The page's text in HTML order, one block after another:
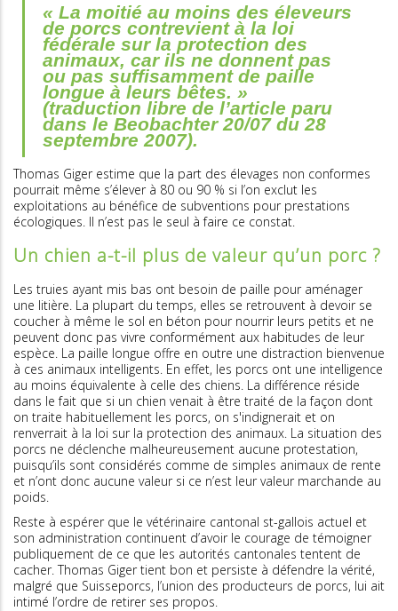
« La moitié au moins des éleveurs
de porcs contrevient à la loi
fédérale sur la protection des
animaux, car ils ne donnent pas
ou pas suffisamment de paille
longue à leurs bêtes. »
(traduction libre de l’article paru
dans le Beobachter 20/07 du 28
septembre 2007).
Thomas Giger estime que la part des élevages non conformes
pourrait même s’élever à 80 ou 90 % si l’on exclut les
exploitations au bénéfice de subventions pour prestations
écologiques. Il n’est pas le seul à faire ce constat.
Un chien a-t-il plus de valeur qu’un porc ?
Les truies ayant mis bas ont besoin de paille pour aménager
une litière. La plupart du temps, elles se retrouvent à devoir se
coucher à même le sol en béton pour nourrir leurs petits et ne
peuvent donc pas vivre conformément aux habitudes de leur
espèce. La paille longue offre en outre une distraction bienvenue
à ces animaux intelligents. En effet, les porcs ont une intelligence
au moins équivalente à celle des chiens. La différence réside
dans le fait que si un chien venait à être traité de la façon dont
on traite habituellement les porcs, on s'indignerait et on
renverrait à la loi sur la protection des animaux. La situation des
porcs ne déclenche malheureusement aucune protestation,
puisqu’ils sont considérés comme de simples animaux de rente
et n’ont donc aucune valeur si ce n’est leur valeur marchande au
poids.
Reste à espérer que le vétérinaire cantonal st-gallois actuel et
son administration continuent d’avoir le courage de témoigner
publiquement de ce que les autorités cantonales tentent de
cacher. Thomas Giger tient bon et persiste à défendre la vérité,
malgré que Suisseporcs, l’union des producteurs de porcs, lui ait
intimé l’ordre de retirer ses propos.